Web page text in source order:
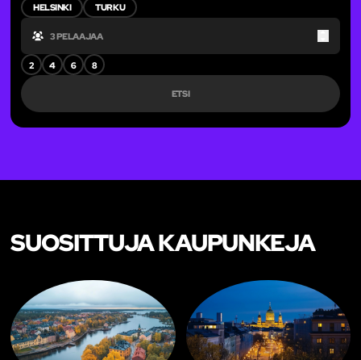
HELSINKI TURKU
Down
2 4 6 8
ETSI
SUOSITTUJA KAUPUNKEJA